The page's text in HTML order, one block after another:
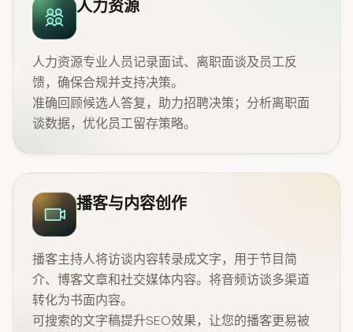
人力资源
人力资源专业人员记录面试、离职面谈及员工反
馈，确保合规并支持决策。
准确回顾候选人答复，助力招聘决策；分析离职面
谈数据，优化员工留存策略。
播客与内容创作
播客主持人将访谈内容转录成文字，用于节目简
介、博客文章和社交媒体内容。将音频访谈多渠道
转化为书面内容。
可搜索的文字稿提升SEO效果，让您的播客更易被